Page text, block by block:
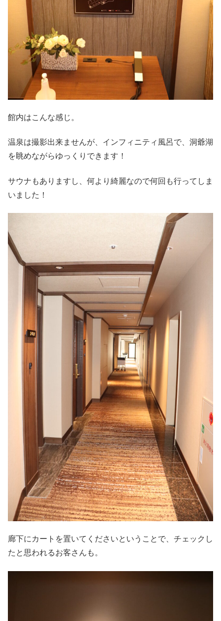
館内はこんな感じ。
温泉は撮影出来ませんが、インフィニティ風呂で、洞爺湖
を眺めながらゆっくりできます！
サウナもありますし、何より綺麗なので何回も行ってしま
いました！
廊下にカートを置いてくださいということで、チェックし
たと思われるお客さんも。